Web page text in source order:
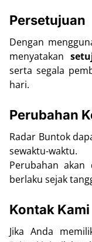
Persetujuan
Dengan
menyatakan
serta segala
hari.
Perubahan
Radar Buntok
sewaktu-waktu.
Perubahan
berlaku sejak
Kontak Kami
Jika Anda